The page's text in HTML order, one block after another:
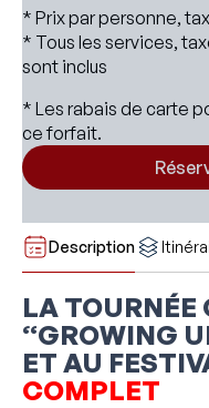
Description
LA TOURNÉE
“GROWING
ET AU
COMPLET
* Prix par personne,
* Tous les services,
sont inclus
* Les rabais de carte
ce forfait.